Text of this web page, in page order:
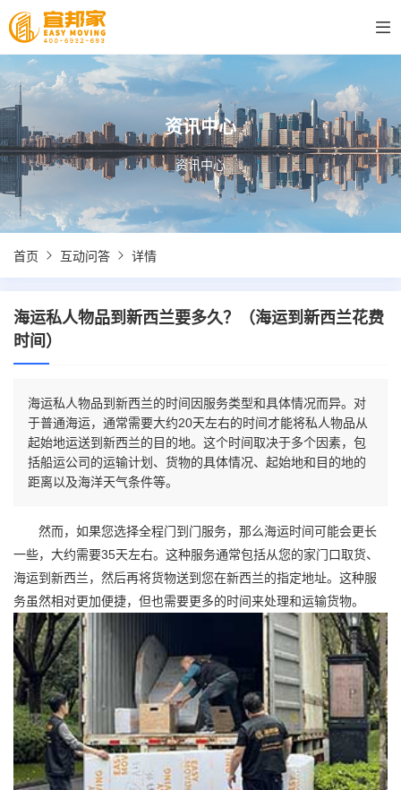
资讯中心
资讯中心
首页 互动问答 详情
海运私人物品到新西兰要多久？（海运到新西兰花费
时间）
海运私人物品到新西兰的时间因服务类型和具体情况而异。对
于普通海运，通常需要大约20天左右的时间才能将私人物品从
起始地运送到新西兰的目的地。这个时间取决于多个因素，包
括船运公司的运输计划、货物的具体情况、起始地和目的地的
距离以及海洋天气条件等。
然而，如果您选择全程门到门服务，那么海运时间可能会更长
一些，大约需要35天左右。这种服务通常包括从您的家门口取货、
海运到新西兰，然后再将货物送到您在新西兰的指定地址。这种服
务虽然相对更加便捷，但也需要更多的时间来处理和运输货物。